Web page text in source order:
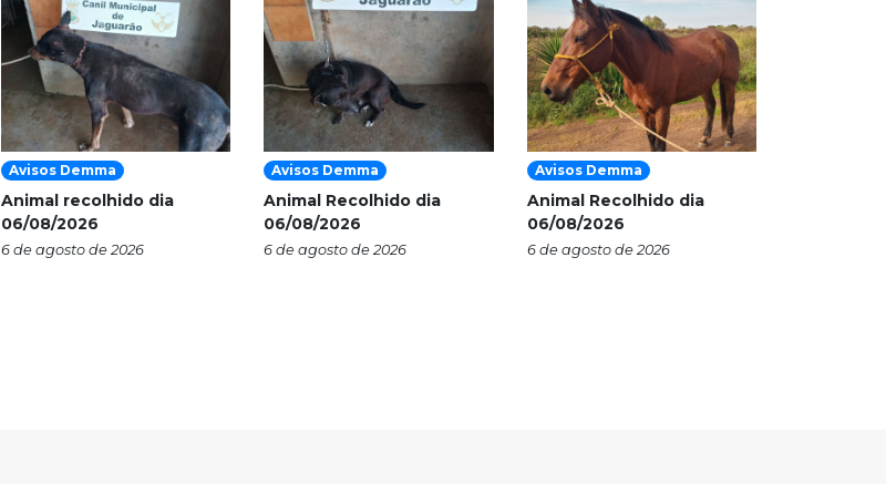
Avisos Demma
Animal recolhido dia
06/08/2026
6 de agosto de 2026
Avisos Demma
Animal Recolhido dia
06/08/2026
6 de agosto de 2026
Avisos Demma
Animal Recolhido dia
06/08/2026
6 de agosto de 2026